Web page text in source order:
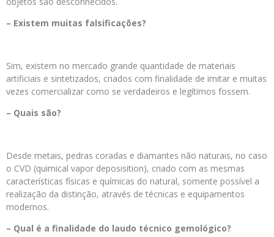
– Existem muitas falsificações?
Sim, existem no mercado grande quantidade de materiais
artificiais e sintetizados, criados com finalidade de imitar e muitas
vezes comercializar como se verdadeiros e legítimos fossem.
– Quais são?
Desde metais, pedras coradas e diamantes não naturais, no caso
o CVD (quimical vapor deposisition), criado com as mesmas
características físicas e químicas do natural, somente possível a
realização da distinção, através de técnicas e equipamentos
modernos.
– Qual é a finalidade do laudo técnico gemológico?